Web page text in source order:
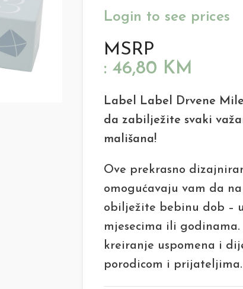
Login to see prices
MSRP
: 46,80 KM
Label Label Drvene
da zabilježite svaki
mališana!
Ove prekrasno
omogućavaju vam da
obilježite bebinu dob –
mjesecima ili
kreiranje uspomena i
porodicom i prijateljima.